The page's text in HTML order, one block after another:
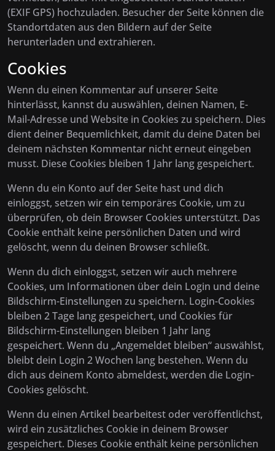
(EXIF GPS) hochzuladen. Besucher der Seite können die
Standortdaten aus den Bildern auf der Seite
herunterladen und extrahieren.
Cookies
Wenn du einen Kommentar auf unserer Seite
hinterlässt, kannst du auswählen, deinen Namen, E-
Mail-Adresse und Website in Cookies zu speichern. Dies
dient deiner Bequemlichkeit, damit du deine Daten bei
deinem nächsten Kommentar nicht erneut eingeben
musst. Diese Cookies bleiben 1 Jahr lang gespeichert.
Wenn du ein Konto auf der Seite hast und dich
einloggst, setzen wir ein temporäres Cookie, um zu
überprüfen, ob dein Browser Cookies unterstützt. Das
Cookie enthält keine persönlichen Daten und wird
gelöscht, wenn du deinen Browser schließt.
Wenn du dich einloggst, setzen wir auch mehrere
Cookies, um Informationen über dein Login und deine
Bildschirm-Einstellungen zu speichern. Login-Cookies
bleiben 2 Tage lang gespeichert, und Cookies für
Bildschirm-Einstellungen bleiben 1 Jahr lang
gespeichert. Wenn du „Angemeldet bleiben“ auswählst,
bleibt dein Login 2 Wochen lang bestehen. Wenn du
dich aus deinem Konto abmeldest, werden die Login-
Cookies gelöscht.
Wenn du einen Artikel bearbeitest oder veröffentlichst,
wird ein zusätzliches Cookie in deinem Browser
gespeichert. Dieses Cookie enthält keine persönlichen